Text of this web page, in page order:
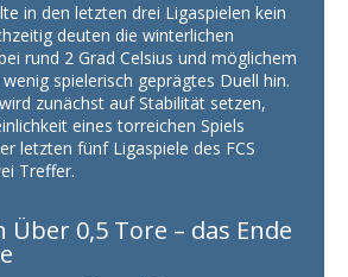
in den letzten drei Ligaspielen kein
deuten die winterlichen
rund 2 Grad Celsius und möglichem
spielerisch geprägtes Duell hin.
zunächst auf Stabilität setzen,
eines torreichen Spiels
letzten fünf Ligaspiele des FCS
Treffer.
Über 0,5 Tore – das Ende